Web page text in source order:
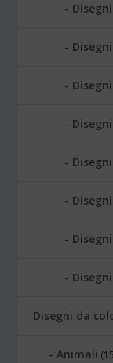
Disegni da
Animali